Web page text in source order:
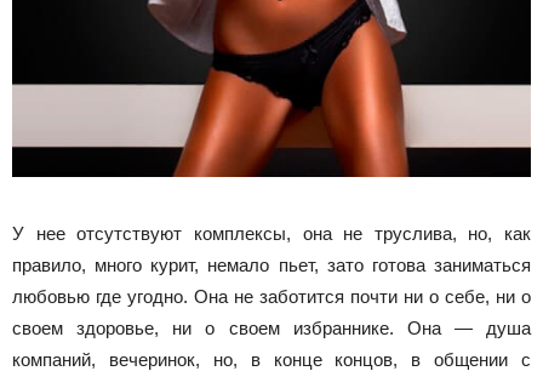
У нее отсутствуют комплексы, она не труслива, но, как
правило, много курит, немало пьет, зато готова заниматься
любовью где угодно. Она не заботится почти ни о себе, ни о
своем здоровье, ни о своем избраннике. Она — душа
компаний, вечеринок, но, в конце концов, в общении с